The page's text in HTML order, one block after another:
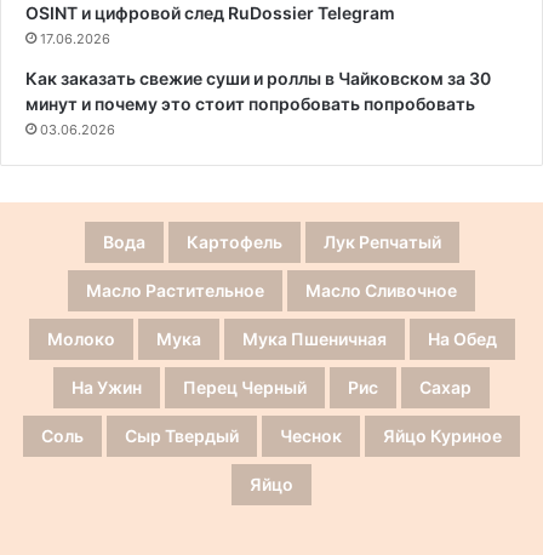
OSINT и цифровой след RuDossier Telegram
17.06.2026
Как заказать свежие суши и роллы в Чайковском за 30
минут и почему это стоит попробовать попробовать
03.06.2026
Вода Картофель Лук Репчатый
Масло Растительное Масло Сливочное
Молоко Мука Мука Пшеничная На Обед
На Ужин Перец Черный Рис Сахар
Соль Сыр Твердый Чеснок Яйцо Куриное
Яйцо